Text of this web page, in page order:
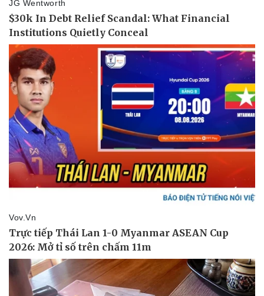
Thể thao
Bóng đá
Lịch thi đấu bóng đá
Thế giới thể thao
eSports
Hậu trường
Ô tô - Xe máy
Ô tô
Xe máy